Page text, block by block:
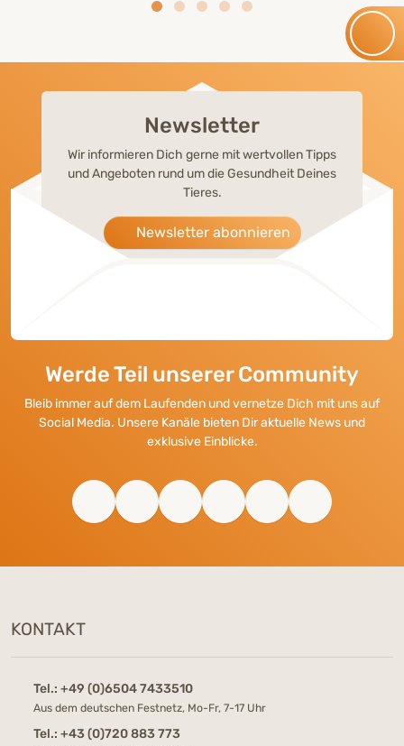
Newsletter
Wir informieren Dich gerne mit wertvollen Tipps
und Angeboten rund um die Gesundheit Deines
Tieres.
Newsletter abonnieren
Werde Teil unserer Community
Bleib immer auf dem Laufenden und vernetze Dich mit uns auf
Social Media. Unsere Kanäle bieten Dir aktuelle News und
exklusive Einblicke.
KONTAKT
Tel.: +49 (0)6504 7433510
Aus dem deutschen Festnetz, Mo-Fr, 7-17 Uhr
Tel.: +43 (0)720 883 773